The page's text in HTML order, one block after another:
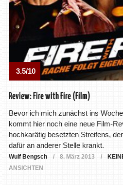
3.5/10
Review: Fire with Fire (Film)
Bevor ich mich zunächst ins
kommt hier noch eine neue Film-
hochkarätig besetzten Streifens,
dafür an anderer Stelle krankt.
Wulf Bengsch 8. März 2013
ANSICHTEN